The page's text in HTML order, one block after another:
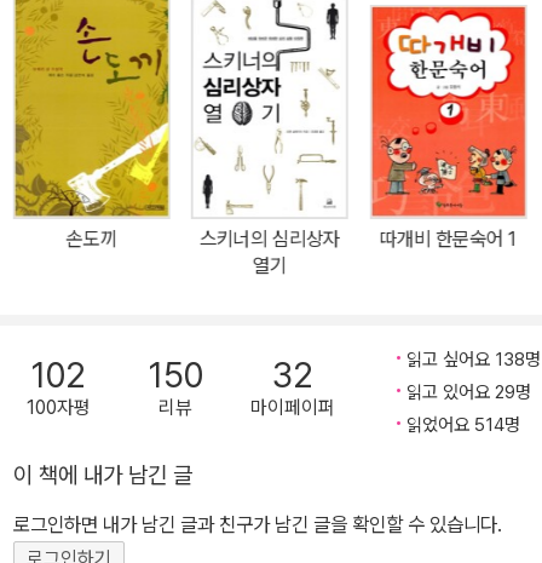
손도끼
스키너의 심리상자
열기
따개비 한문숙어 1
102
100자평
150
리뷰
32
마이페이퍼
읽고 싶어요 138명
읽고 있어요 29명
읽었어요 514명
이 책에 내가 남긴 글
로그인하면 내가 남긴 글과 친구가 남긴 글을 확인할 수 있습니다.
로그인하기